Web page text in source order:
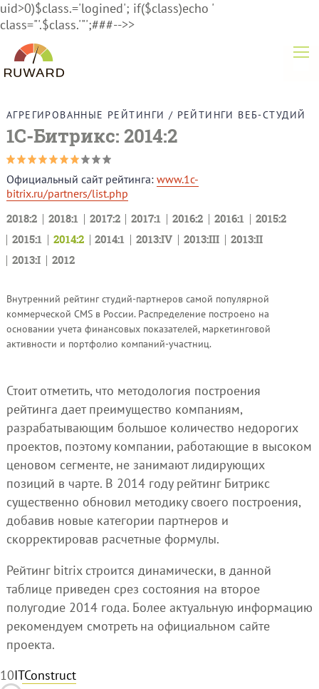
uid>0)$class.='logined'; if($class)echo '
class="'.$class.'"';###-->>
АГРЕГИРОВАННЫЕ РЕЙТИНГИ / РЕЙТИНГИ ВЕБ-СТУДИЙ
1С-Битрикс: 2014:2
Официальный сайт рейтинга: www.1c-
bitrix.ru/partners/list.php
2018:2
2018:1 2017:2 2017:1 2016:2 2016:1
2015:2
2015:1
2014:2 2014:1 2013:IV 2013:III
2013:II
2013:I
2012
Внутренний рейтинг студий-партнеров самой популярной
коммерческой CMS в России. Распределение построено на
основании учета финансовых показателей, маркетинговой
активности и портфолио компаний-участниц.
Стоит отметить, что методология построения
рейтинга дает преимущество компаниям,
разрабатывающим большое количество недорогих
проектов, поэтому компании, работающие в высоком
ценовом сегменте, не занимают лидирующих
позиций в чарте. В 2014 году рейтинг Битрикс
существенно обновил методику своего построения,
добавив новые категории партнеров и
скорректировав расчетные формулы.
Рейтинг bitrix строится динамически, в данной
таблице приведен срез состояния на второе
полугодие 2014 года. Более актуальную информацию
рекомендуем смотреть на официальном сайте
проекта.
10ITConstruct